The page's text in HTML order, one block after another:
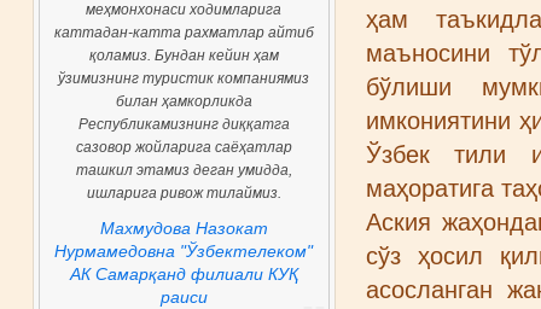
ҳам
маъносини
бўлиши
имкониятини
Ўзбек тили
маҳоратига
Аския
сўз ҳосил
асосланган